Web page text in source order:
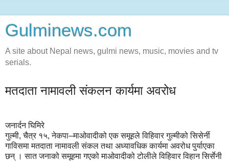
Gulminews.com
A site about Nepal news, gulmi news, music, movies and tv
serials.
मतदाता नामावली संकलन कार्यमा अवरोध
जनार्दन घिमिरे
गुल्मी, चैत्र १५, नेकपा–माओवादीको एक समूहले विहिवार गुल्मीको सिसेर्नी
गाविसमा मतदाता नामावली संकल तथा अध्यावधिक कार्यमा अवरोध पुर्याएका
छन् । सात जनाको समूहमा गएको माओवादीको टोलीले विहिवार विहान सिर्सेनी